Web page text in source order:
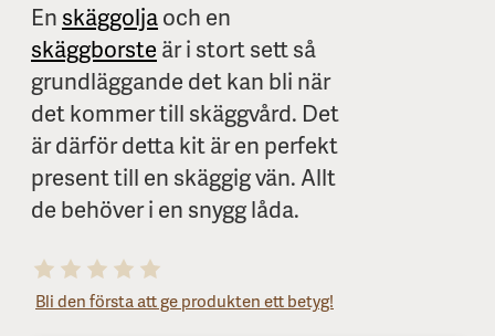
En skäggoljaoch en
skäggborste är i stort sett så
grundläggande det kan bli när
det kommer till skäggvård. Det
är därför detta kit är en perfekt
present till en skäggig vän. Allt
de behöver i en snygg låda.
Bli den första att ge produkten ett betyg!